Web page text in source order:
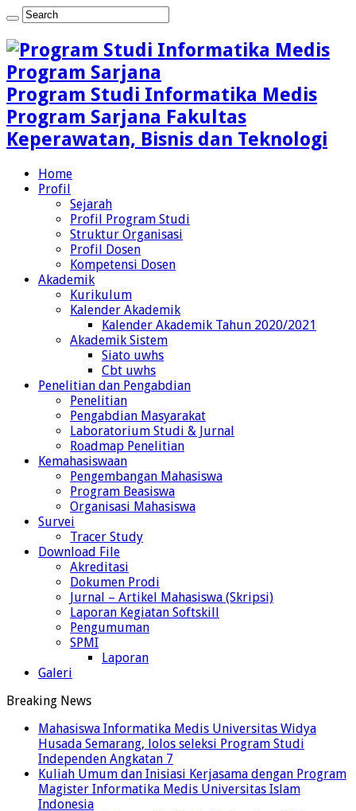
Program Studi Informatika Medis
Program Sarjana Fakultas
Keperawatan, Bisnis dan Teknologi
Home
Profil
Sejarah
Profil Program Studi
Struktur Organisasi
Profil Dosen
Kompetensi Dosen
Akademik
Kurikulum
Kalender Akademik
Kalender Akademik Tahun 2020/2021
Akademik Sistem
Siato uwhs
Cbt uwhs
Penelitian dan Pengabdian
Penelitian
Pengabdian Masyarakat
Laboratorium Studi & Jurnal
Roadmap Penelitian
Kemahasiswaan
Pengembangan Mahasiswa
Program Beasiswa
Organisasi Mahasiswa
Survei
Tracer Study
Download File
Akreditasi
Dokumen Prodi
Jurnal – Artikel Mahasiswa (Skripsi)
Laporan Kegiatan Softskill
Pengumuman
SPMI
Laporan
Galeri
Breaking News
Mahasiswa Informatika Medis Universitas Widya
Husada Semarang, lolos seleksi Program Studi
Independen Angkatan 7
Kuliah Umum dan Inisiasi Kerjasama dengan Program
Magister Informatika Medis Universitas Islam
Indonesia